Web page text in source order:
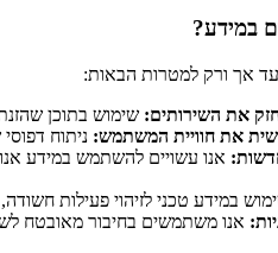
אך ורק למטרות הבאות:
את השירותים: שימוש בתוכן
את חוויית המשתמש: ניתוח
במידע טכני לזיהוי פעילות
אנו משתמשים בחיבור מאובטח